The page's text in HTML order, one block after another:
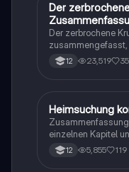
Deutsch
Der
Der zerbrochene
12 23,519
Deutsch
Heimsuchung
einzelnen Kapitel
tabellarisch. Im
12 5,855 119